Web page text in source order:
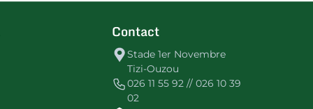
Contact
Stade 1er Novembre
Tizi-Ouzou
026 11 55 92 // 026 10 39
02